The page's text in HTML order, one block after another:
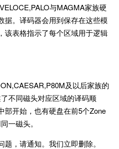
与MAGMA家族硬
据。译码器会用到保存在这些模
该表格指示了每个区域用于逻辑
及以后家族的
不同磁头对应区域的译码顺
部开始，也有硬盘在前5个Zone
一磁头。
，请通知。我们立即删除。